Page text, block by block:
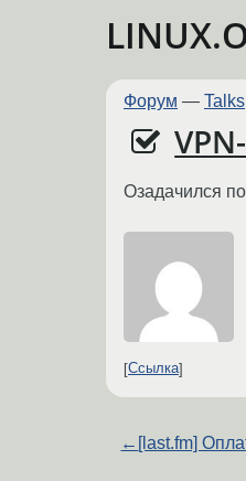
Форум — Talks
Озадачился
Ссылка
← [last.fm]